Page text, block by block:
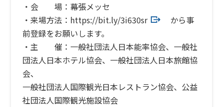
・会 場：幕張メッセ
・来場方法： https://bit.ly/3i630sr
から事
前登録をお願いします。
・主 催：一般社団法人日本能率協会、一般社
団法人日本ホテル協会、一般社団法人日本旅館協
会、
一般社団法人国際観光日本レストラン協会、公益
社団法人国際観光施設協会